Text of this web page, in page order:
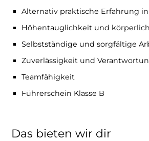
Alternativ praktische Erfahrung
Höhentauglichkeit und
Selbstständige und sorgfältige
Zuverlässigkeit und
Teamfähigkeit
Führerschein Klasse B
Das bieten wir dir